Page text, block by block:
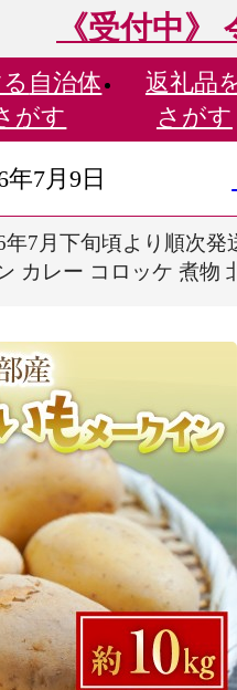
《受付中
自治体
がす
返礼品
さがす
年7月9日
年7月下旬頃より順次
カレー コロッケ 煮物